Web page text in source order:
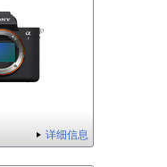
详细信息